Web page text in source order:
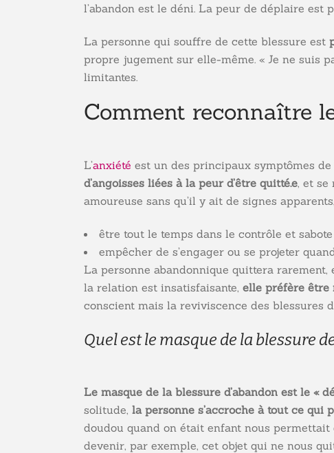
l’abandon est le déni. La peur de déplaire est
La personne qui souffre de cette blessure est
propre jugement sur elle-même. « Je ne suis
limitantes.
Comment reconnaître
L’anxiété est un des principaux symptômes de
d’angoisses liées à la peur d’être quitté.e, et se
amoureuse sans qu’il y ait de signes
être tout le temps dans le contrôle et
empêcher de s’engager ou se projeter
La personne abandonnique quittera
la relation est insatisfaisante, elle préfère être
conscient mais la reviviscence des blessures
Quel est le masque de la blessure
Le masque de la blessure d’abandon est le «
solitude, la personne s’accroche à tout ce qui
doudou quand on était enfant nous
devenir, par exemple, cet objet qui ne nous